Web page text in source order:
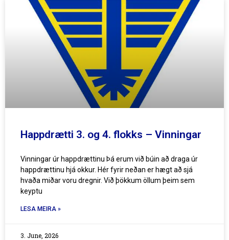
Happdrætti 3. og 4. flokks – Vinningar
Vinningar úr happdrættinu Þá erum við búin að draga úr
happdrættinu hjá okkur. Hér fyrir neðan er hægt að sjá
hvaða miðar voru dregnir. Við þökkum öllum þeim sem
keyptu
LESA MEIRA »
3. June, 2026